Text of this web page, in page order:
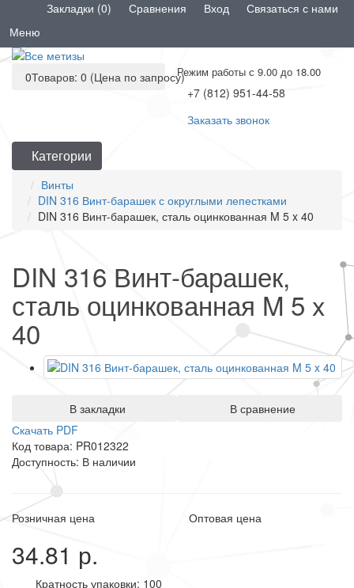
Закладки (0) Сравнения Вход
Связаться с нами
Меню
Режим работы с 9.00 до 18.00
+7 (812) 951-44-58
Заказать звонок
0Товаров: 0 (Цена по запросу)
Категории
Винты
DIN 316 Винт-барашек с округлыми лепестками
DIN 316 Винт-барашек, сталь оцинкованная M 5 x 40
DIN 316 Винт-барашек,
сталь оцинкованная M 5 x
40
В закладки
В сравнение
Скачать PDF
Код товара: PR012322
Доступность: В наличии
Розничная цена
34.81 р.
Оптовая цена
Кратность упаковки: 100